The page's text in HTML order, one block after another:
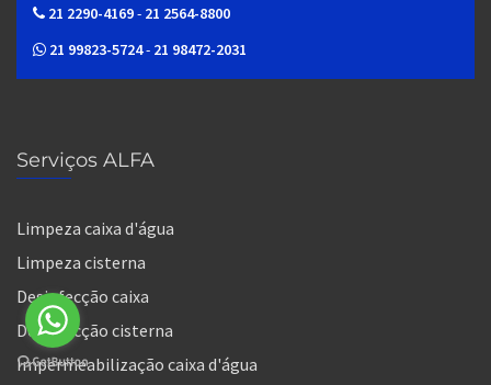
21 2290-4169- 21 2564-8800
21 99823-5724- 21 98472-2031
Serviços ALFA
Limpeza caixa d'água
Limpeza cisterna
Desinfecção caixa
Desinfecção cisterna
Impermeabilização caixa d'água